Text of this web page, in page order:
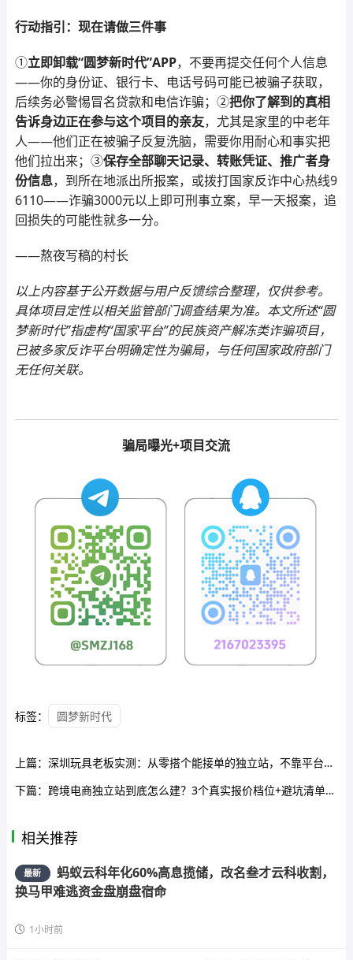
行动指引：现在请做三件事
①立即卸载“圆梦新时代”APP，不要再提交任何个人信息
——你的身份证、银行卡、电话号码可能已被骗子获取，
后续务必警惕冒名贷款和电信诈骗；②把你了解到的真相
告诉身边正在参与这个项目的亲友，尤其是家里的中老年
人——他们正在被骗子反复洗脑，需要你用耐心和事实把
他们拉出来；③保存全部聊天记录、转账凭证、推广者身
份信息，到所在地派出所报案，或拨打国家反诈中心热线9
6110——诈骗3000元以上即可刑事立案，早一天报案，追
回损失的可能性就多一分。
——熬夜写稿的村长
以上内容基于公开数据与用户反馈综合整理，仅供参考。
具体项目定性以相关监管部门调查结果为准。本文所述“圆
梦新时代”指虚构“国家平台”的民族资产解冻类诈骗项目，
已被多家反诈平台明确定性为骗局，与任何国家政府部门
无任何关联。
骗局曝光+项目交流
标签： 圆梦新时代
上篇： 深圳玩具老板实测：从零搭个能接单的独立站，不靠平台、不求人
下篇： 跨境电商独立站到底怎么建？3个真实报价档位+避坑清单做外贸的都该存一份
相关推荐
最新
蚂蚁云科年化60%高息揽储，改名叁才云科收割，
换马甲难逃资金盘崩盘宿命
1小时前